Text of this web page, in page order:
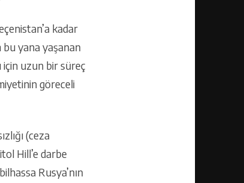
kadar
bu yana yaşanan
için uzun bir süreç
göreceli
(ceza
Hill’e darbe
Rusya’nın